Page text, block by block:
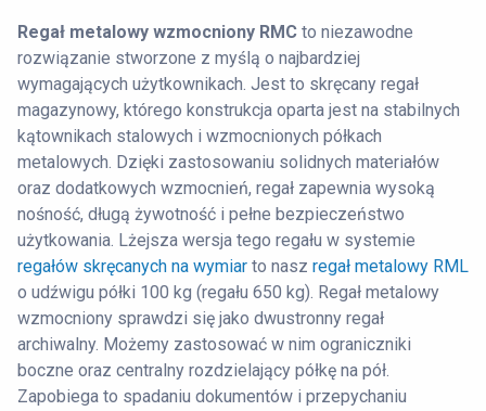
Regał metalowy wzmocniony RMC to niezawodne
rozwiązanie stworzone z myślą o najbardziej
wymagających użytkownikach. Jest to skręcany regał
magazynowy, którego konstrukcja oparta jest na stabilnych
kątownikach stalowych i wzmocnionych półkach
metalowych. Dzięki zastosowaniu solidnych materiałów
oraz dodatkowych wzmocnień, regał zapewnia wysoką
nośność, długą żywotność i pełne bezpieczeństwo
użytkowania. Lżejsza wersja tego regału w systemie
regałów skręcanych na wymiar to nasz regał metalowy RML
o udźwigu półki 100 kg (regału 650 kg). Regał metalowy
wzmocniony sprawdzi się jako dwustronny regał
archiwalny. Możemy zastosować w nim ograniczniki
boczne oraz centralny rozdzielający półkę na pół.
Zapobiega to spadaniu dokumentów i przepychaniu